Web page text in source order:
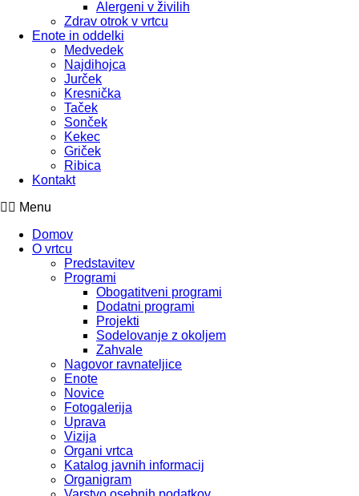
Alergeni v živilih
Zdrav otrok v vrtcu
Enote in oddelki
Medvedek
Najdihojca
Jurček
Kresnička
Taček
Sonček
Kekec
Griček
Ribica
Kontakt
Menu
Domov
O vrtcu
Predstavitev
Programi
Obogatitveni programi
Dodatni programi
Projekti
Sodelovanje z okoljem
Zahvale
Nagovor ravnateljice
Enote
Novice
Fotogalerija
Uprava
Vizija
Organi vrtca
Katalog javnih informacij
Organigram